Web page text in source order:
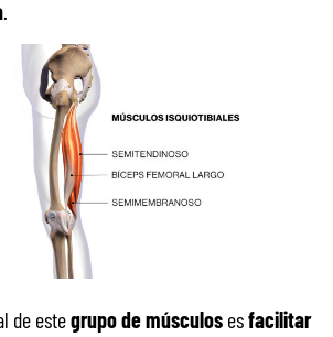
.
de estegrupo de músculos esfacilitar